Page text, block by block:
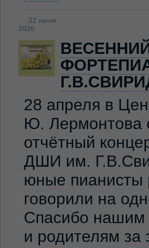
22 июня
2026
28 апреля в
Ю. Лермонтова
отчётный
ДШИ им.
юные пианисты
говорили на
Спасибо нашим
и родителям за